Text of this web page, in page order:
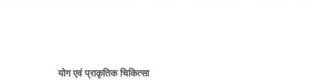
योग एवं प्राकृतिक चिकित्सा